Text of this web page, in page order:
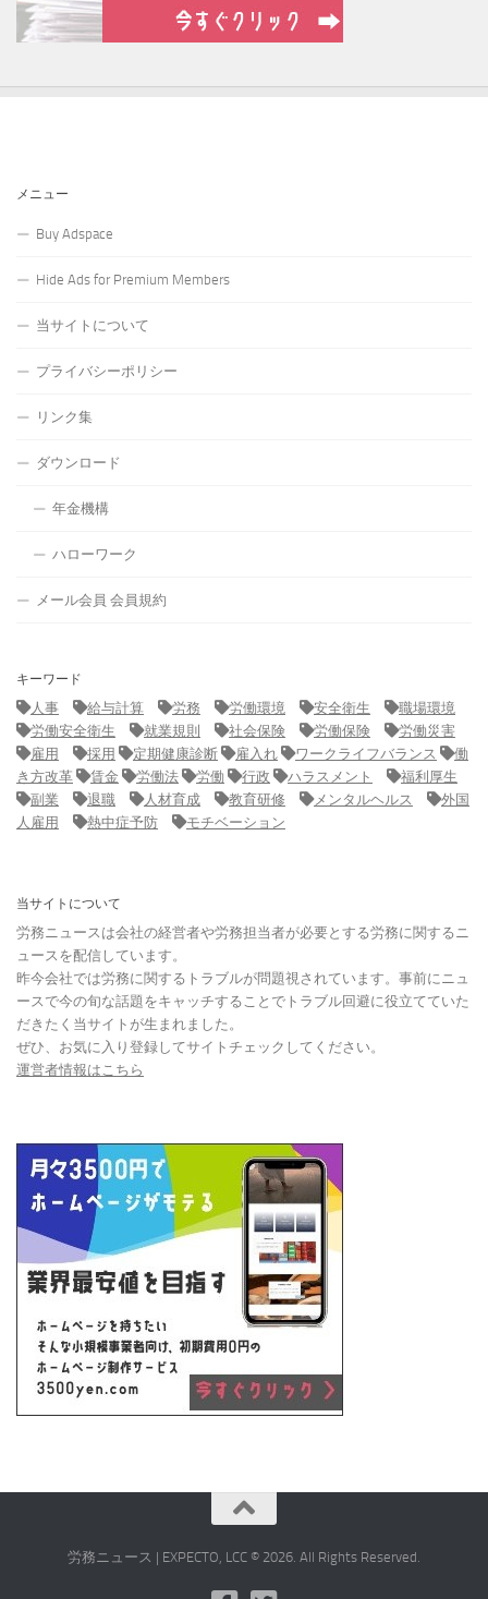
メニュー
Buy Adspace
Hide Ads for Premium Members
当サイトについて
プライバシーポリシー
リンク集
ダウンロード
年金機構
ハローワーク
メール会員 会員規約
キーワード
人事
給与計算 労務 労働環境 安全衛生
職場環境
労働安全衛生
就業規則 社会保険 労働保険
労働災害
雇用
採用 定期健康診断 雇入れ ワークライフバランス
働
き方改革
賃金 労働法 労働 行政 ハラスメント
福利厚生
副業
退職 人材育成 教育研修 メンタルヘルス
外国
人雇用
熱中症予防 モチベーション
当サイトについて
労務ニュースは会社の経営者や労務担当者が必要とする労務に関するニ
ュースを配信しています。
昨今会社では労務に関するトラブルが問題視されています。事前にニュ
ースで今の旬な話題をキャッチすることでトラブル回避に役立てていた
だきたく当サイトが生まれました。
ぜひ、お気に入り登録してサイトチェックしてください。
運営者情報はこちら
労務ニュース | EXPECTO, LCC © 2026. All Rights Reserved.